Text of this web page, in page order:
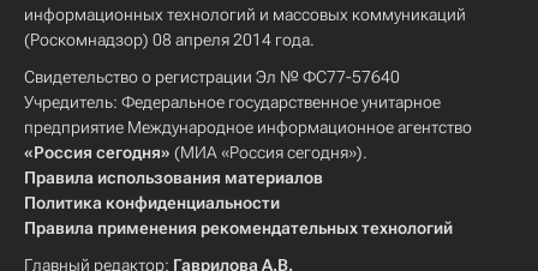
информационных технологий и массовых коммуникаций
(Роскомнадзор) 08 апреля 2014 года.
Свидетельство о регистрации Эл № ФС77-57640
Учредитель: Федеральное государственное унитарное
предприятие Международное информационное агентство
«Россия сегодня» (МИА «Россия сегодня»).
Правила использования материалов
Политика конфиденциальности
Правила применения рекомендательных технологий
Главный редактор: Гаврилова А.В.